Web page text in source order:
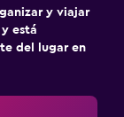
y viajar
está
del lugar en